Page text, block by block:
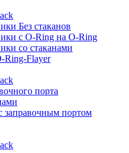
Без стаканов
с O-Ring на O-Ring
со стаканами
Ring-Flayer
порта
заправочным портом